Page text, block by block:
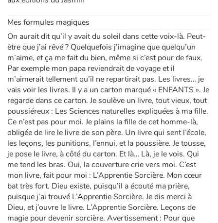
Mes formules magiques
On aurait dit qu’il y avait du soleil dans cette voix-là. Peut-
être que j’ai rêvé ? Quelquefois j’imagine que quelqu’un
m’aime, et ça me fait du bien, même si c’est pour de faux.
Par exemple mon papa reviendrait de voyage et il
m’aimerait tellement qu’il ne repartirait pas. Les livres… je
vais voir les livres. Il y a un carton marqué « ENFANTS ». Je
regarde dans ce carton. Je soulève un livre, tout vieux, tout
poussiéreux : Les Sciences naturelles expliquées à ma fille.
Ce n’est pas pour moi. Je plains la fille de cet homme-là,
obligée de lire le livre de son père. Un livre qui sent l’école,
les leçons, les punitions, l’ennui, et la poussière. Je tousse,
je pose le livre, à côté du carton. Et là… Là, je le vois. Qui
me tend les bras. Oui, la couverture crie vers moi. C’est
mon livre, fait pour moi : L’Apprentie Sorcière. Mon cœur
bat très fort. Dieu existe, puisqu’il a écouté ma prière,
puisque j’ai trouvé L’Apprentie Sorcière. Je dis merci à
Dieu, et j’ouvre le livre. L’Apprentie Sorcière. Leçons de
magie pour devenir sorcière. Avertissement : Pour que